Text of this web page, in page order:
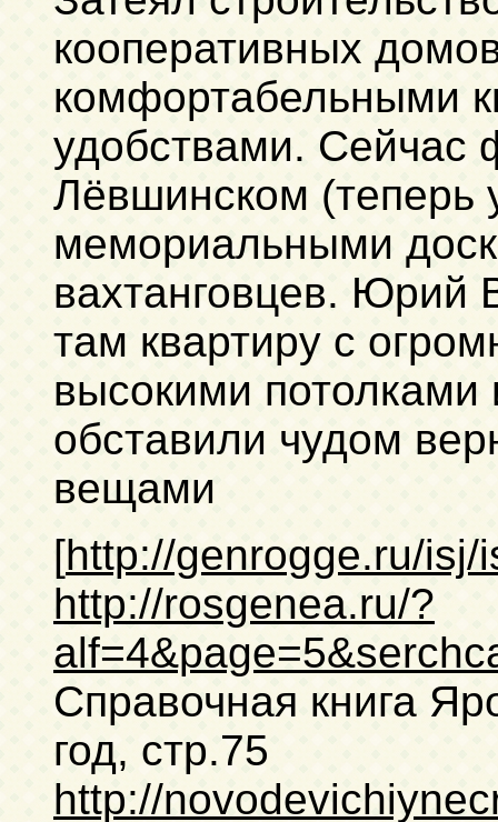
кооперативных
комфортабельными
удобствами. Сейчас
Лёвшинском
мемориальными
вахтанговцев. Юрий
там квартиру с
высокими
обставили чудом
вещами
[http://genrogge.ru/isj/
http://rosgenea.ru/?
Справочная книга
год, стр.75
http://